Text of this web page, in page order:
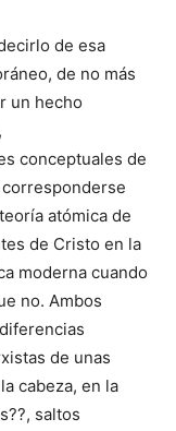
de esa
de no más
un hecho
conceptuales de
atómica de
de Cristo en la
moderna cuando
no. Ambos
de unas
cabeza, en la
saltos